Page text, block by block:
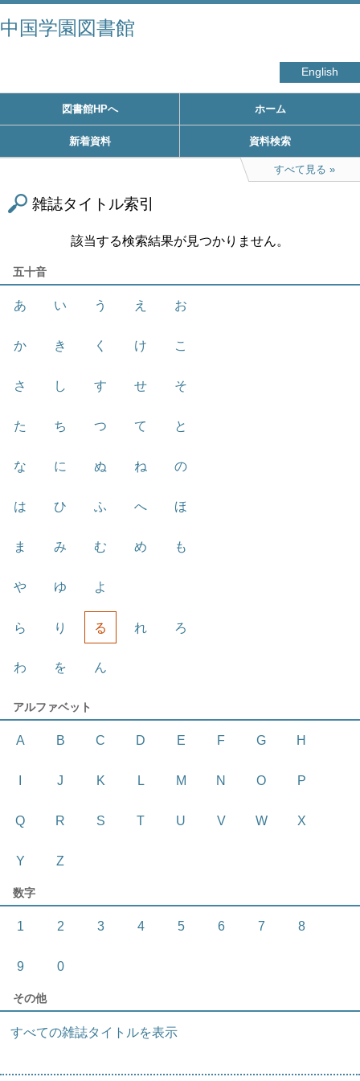
中国学園図書館
English
図書館HPへ ホーム
新着資料 資料検索
すべて見る
雑誌タイトル索引
該当する検索結果が見つかりません。
五十音
あ い う え お
か き く け こ
さ し す せ そ
た ち つ て と
な に ぬ ね の
は ひ ふ へ ほ
ま み む め も
や ゆ よ
ら り る れ ろ
わ を ん
アルファベット
A B C D E F G H
J K L M N O P
Q R S T U V W X
Y Z
数字
1 2 3 4 5 6 7 8
9 0
その他
すべての雑誌タイトルを表示